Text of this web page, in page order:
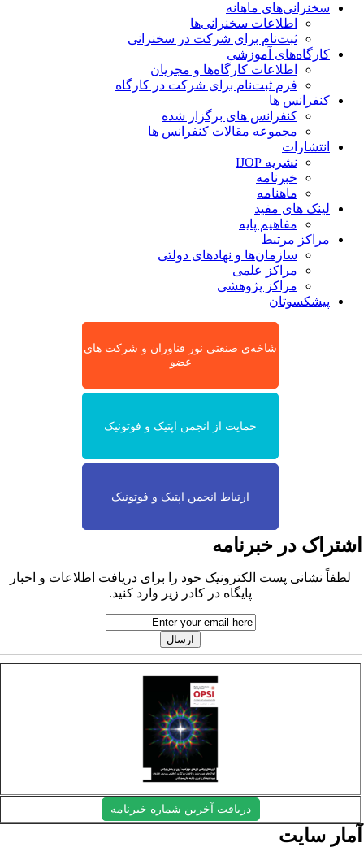
سخنرانی‌های ماهانه
اطلاعات سخنرانی‌‌ها
ثبت‌نام برای شرکت در سخنرانی
کارگاه‌های آموزشی
اطلاعات کارگاه‌ها و مجریان
فرم ثبت‌نام برای شرکت در کارگاه
کنفرانس ها
کنفرانس های برگزار شده
مجموعه مقالات کنفرانس ها
انتشارات
نشریه IJOP
خبرنامه
ماهنامه
لینک های مفید
مفاهیم پایه
مراکز مرتبط
سازمان‌ها و نهادهای دولتی
مراکز علمی
مراکز پژوهشی
پیشکسوتان
شاخه‌ی صنعتی نور فناوران و شرکت های
عضو
حمایت از انجمن اپتیک و فوتونیک
ارتباط انجمن اپتیک و فوتونیک
در خبرنامه
لطفاً نشانی پست الکترونیک خود را برای دریافت اطلاعات و اخبار
پایگاه در کادر زیر وارد کنید.
دریافت آخرین شماره خبرنامه
سایت